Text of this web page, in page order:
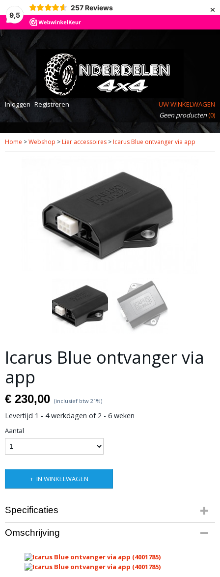
9,5
257 Reviews ×
Inloggen Registreren
UW WINKELWAGEN
Geen producten(0)
Home >Webshop > Lier accessoires > Icarus Blue ontvanger via app
Icarus Blue ontvanger via
app
€ 230,00 (inclusief btw 21%)
Levertijd 1 - 4 werkdagen of 2 - 6 weken
Aantal
IN WINKELWAGEN
Specificaties
Bruto gewicht
4,00 Kg
Omschrijving